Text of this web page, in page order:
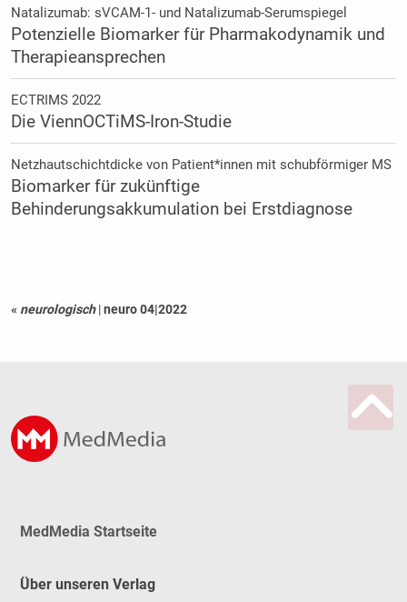
Natalizumab: sVCAM-1- und Natalizumab-Serumspiegel
Potenzielle Biomarker für Pharmakodynamik und
Therapieansprechen
ECTRIMS 2022
Die ViennOCTiMS-Iron-Studie
Netzhautschichtdicke von Patient*innen mit schubförmiger MS
Biomarker für zukünftige
Behinderungsakkumulation bei Erstdiagnose
« neurologisch |neuro 04|2022
MedMedia Startseite
Über unseren Verlag